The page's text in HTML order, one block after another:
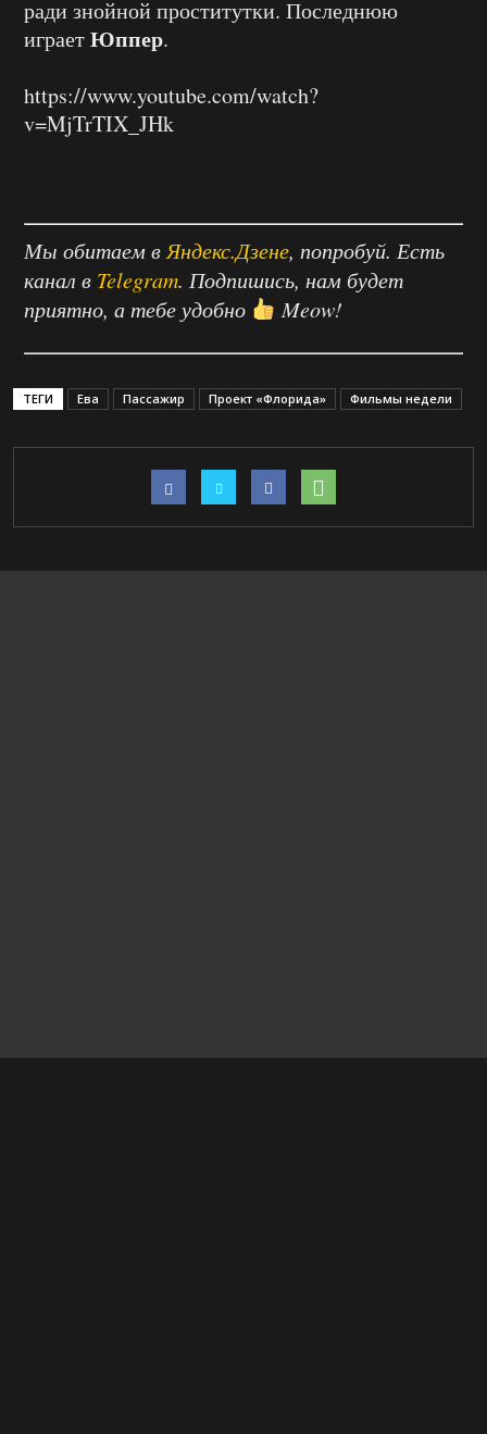
ради знойной проститутки. Последнюю
играетЮппер.
https://www.youtube.com/watch?
v=MjTrTIX_JHk
Мы обитаем вЯндекс.Дзене, попробуй. Есть
канал в Telegram. Подпишись, нам будет
приятно, а тебе удобно
Meow!
ТЕГИ Ева Пассажир Проект «Флорида» Фильмы недели